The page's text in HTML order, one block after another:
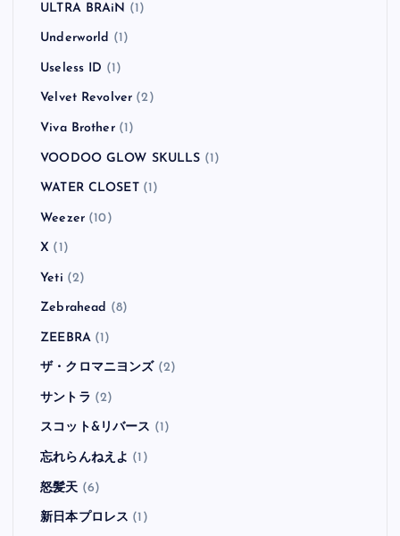
ULTRA BRAiN (1)
Underworld (1)
Useless ID (1)
Velvet Revolver (2)
Viva Brother(1)
VOODOO GLOW SKULLS (1)
WATER CLOSET(1)
Weezer(10)
X (1)
Yeti (2)
Zebrahead (8)
ZEEBRA(1)
ザ・クロマニヨンズ (2)
サントラ (2)
スコット&リバース (1)
忘れらんねえよ (1)
怒髪天 (6)
新日本プロレス (1)